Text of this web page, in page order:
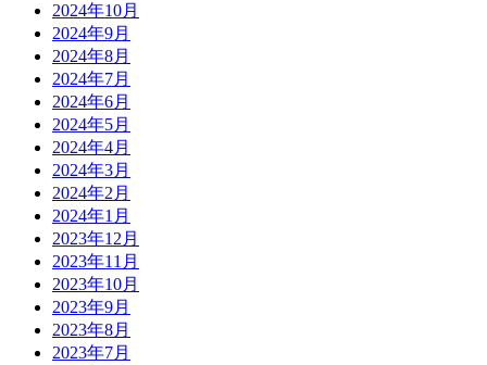
2024年10月
2024年9月
2024年8月
2024年7月
2024年6月
2024年5月
2024年4月
2024年3月
2024年2月
2024年1月
2023年12月
2023年11月
2023年10月
2023年9月
2023年8月
2023年7月